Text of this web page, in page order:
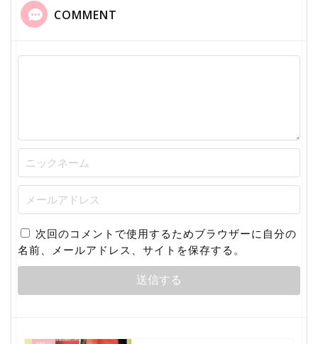
COMMENT
次回のコメントで使用するためブラウザーに自分の
名前、メールアドレス、サイトを保存する。